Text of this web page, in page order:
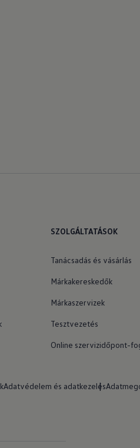
SZOLGÁLTATÁSOK
Tanácsadás és vásárlás
Márkakereskedők
Márkaszervizek
Tesztvezetés
Online szervizidőpont-
Adatvédelem és adatkezelés